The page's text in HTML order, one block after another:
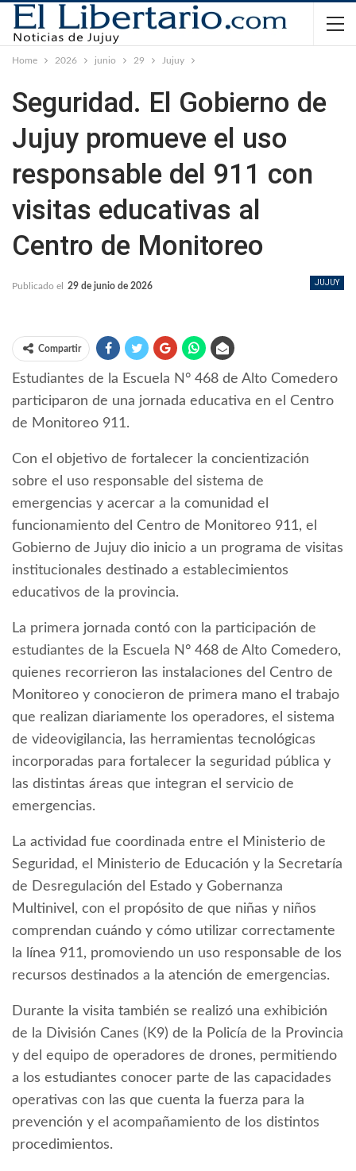
Home 2026 junio 29 Jujuy
Seguridad. El Gobierno de
Jujuy promueve el uso
responsable del 911 con
visitas educativas al
Centro de Monitoreo
JUJUY
Publicado el 29 de junio de 2026
Compartir
Estudiantes de la Escuela N° 468 de Alto Comedero
participaron de una jornada educativa en el Centro
de Monitoreo 911.
Con el objetivo de fortalecer la concientización
sobre el uso responsable del sistema de
emergencias y acercar a la comunidad el
funcionamiento del Centro de Monitoreo 911, el
Gobierno de Jujuy dio inicio a un programa de visitas
institucionales destinado a establecimientos
educativos de la provincia.
La primera jornada contó con la participación de
estudiantes de la Escuela N° 468 de Alto Comedero,
quienes recorrieron las instalaciones del Centro de
Monitoreo y conocieron de primera mano el trabajo
que realizan diariamente los operadores, el sistema
de videovigilancia, las herramientas tecnológicas
incorporadas para fortalecer la seguridad pública y
las distintas áreas que integran el servicio de
emergencias.
La actividad fue coordinada entre el Ministerio de
Seguridad, el Ministerio de Educación y la Secretaría
de Desregulación del Estado y Gobernanza
Multinivel, con el propósito de que niñas y niños
comprendan cuándo y cómo utilizar correctamente
la línea 911, promoviendo un uso responsable de los
recursos destinados a la atención de emergencias.
Durante la visita también se realizó una exhibición
de la División Canes (K9) de la Policía de la Provincia
y del equipo de operadores de drones, permitiendo
a los estudiantes conocer parte de las capacidades
operativas con las que cuenta la fuerza para la
prevención y el acompañamiento de los distintos
procedimientos.